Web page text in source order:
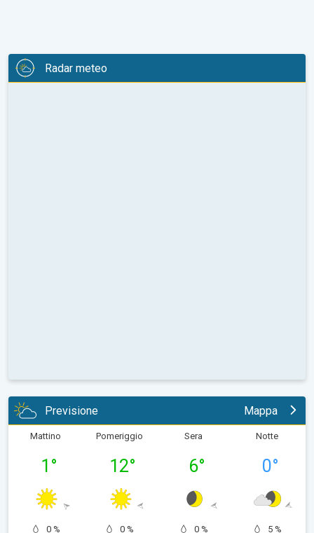
Radar meteo
Previsione Mappa
Mattino
1 °
0 %
Pomeriggio
12°
0 %
Sera
6°
0 %
Notte
0°
5 %